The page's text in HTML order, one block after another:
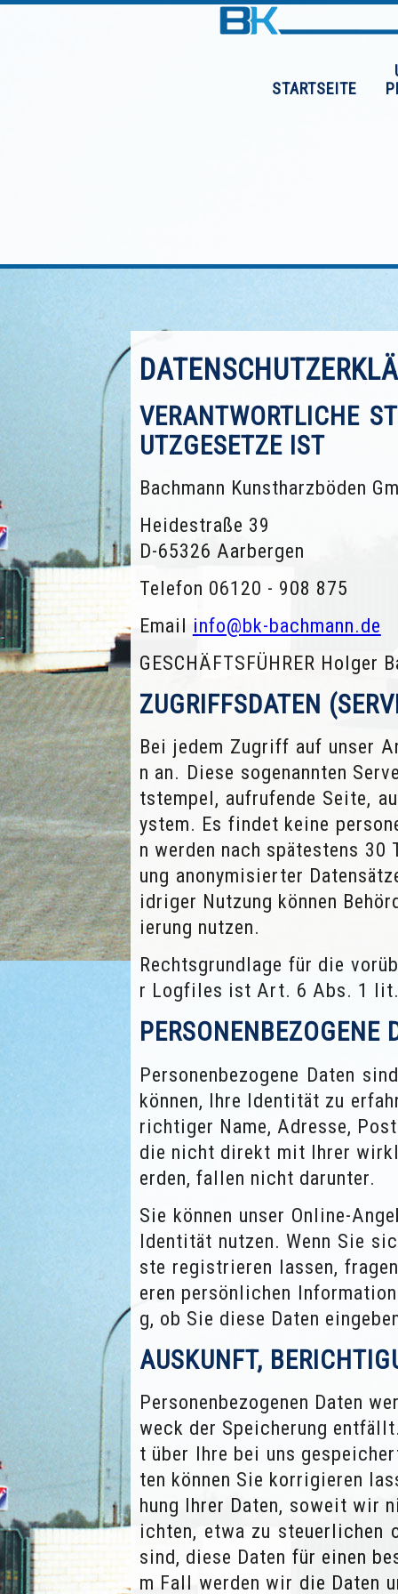
STARTSEITE
VERANTWORTLICHE
UTZGESETZE IST
Bachmann Kunstharzböden
Heidestraße 39
D-65326 Aarbergen
Telefon 06120 - 908 875
Email info@bk-bachmann.de
GESCHÄFTSFÜHRER Holger
ZUGRIFFSDATEN
Bei jedem Zugriff auf unser
n an. Diese sogenannten
tstempel, aufrufende Seite,
ystem. Es findet keine
n werden nach spätestens
ung anonymisierter
idriger Nutzung können
ierung nutzen.
Rechtsgrundlage für die
r Logfiles ist Art. 6 Abs. 1 lit.
PERSONENBEZOGENE
Personenbezogene Daten
können, Ihre Identität zu
richtiger Name, Adresse,
die nicht direkt mit Ihrer
erden, fallen nicht darunter.
Sie können unser Online-
Identität nutzen. Wenn Sie
ste registrieren lassen,
eren persönlichen
g, ob Sie diese Daten
AUSKUNFT,
Personenbezogenen Daten
weck der Speicherung
t über Ihre bei uns
ten können Sie korrigieren
hung Ihrer Daten, soweit wir
ichten, etwa zu steuerlichen
sind, diese Daten für einen
m Fall werden wir die Daten